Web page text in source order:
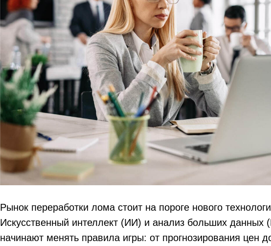
Рынок переработки лома стоит на пороге нового
Искусственный интеллект (ИИ) и анализ больших данных
начинают менять правила игры: от прогнозирования цен